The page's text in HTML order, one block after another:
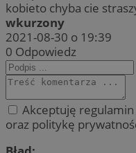
kobieto chyba cie
wkurzony
2021-08-30 o 19:39
0 Odpowiedz
Akceptuję
oraz politykę